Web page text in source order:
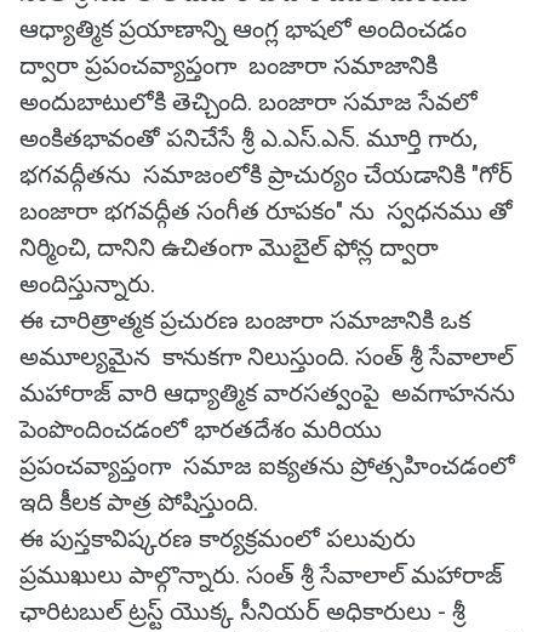
ఆధ్యాత్మిక ప్రయాణాన్ని ఆంగ్ల భాషలో అందించడం
ద్వారా ప్రపంచవ్యాప్తంగా బంజారా సమాజానికి
అందుబాటులోకి తెచ్చింది. బంజారా సమాజ సేవలో
అంకితభావంతో పనిచేసే శ్రీ ఎ.ఎస్.ఎన్. మూర్తి గారు,
భగవద్గీతను సమాజంలోకి ప్రాచుర్యం చేయడానికి "గోర్
బంజారా భగవద్గీత సంగీత రూపకం" ను స్వధనము తో
నిర్మించి, దానిని ఉచితంగా మొబైల్ ఫోన్ల ద్వారా
అందిస్తున్నారు.
ఈ చారిత్రాత్మక ప్రచురణ బంజారా సమాజానికి ఒక
అమూల్యమైన కానుకగా నిలుస్తుంది. సంత్ శ్రీ సేవాలాల్
మహారాజ్ వారి ఆధ్యాత్మిక వారసత్వంపై అవగాహనను
పెంపొందించడంలో భారతదేశం మరియు
ప్రపంచవ్యాప్తంగా సమాజ ఐక్యతను ప్రోత్సహించడంలో
ఇది కీలక పాత్ర పోషిస్తుంది.
ఈ పుస్తకావిష్కరణ కార్యక్రమంలో పలువురు
ప్రముఖులు పాల్గొన్నారు. సంత్ శ్రీ సేవాలాల్ మహారాజ్
ఛారిటబుల్ ట్రస్ట్ యొక్క సీనియర్ అధికారులు - శ్రీ